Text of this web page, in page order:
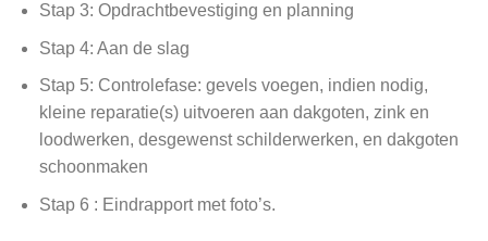
Stap 3: Opdrachtbevestiging en planning
Stap 4: Aan de slag
Stap 5: Controlefase: gevels voegen, indien nodig,
kleine reparatie(s) uitvoeren aan dakgoten, zink en
loodwerken, desgewenst schilderwerken, en dakgoten
schoonmaken
Stap 6 : Eindrapport met foto’s.